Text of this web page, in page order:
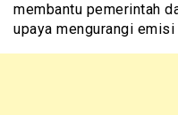
membantu pemerintah
upaya mengurangi emisi